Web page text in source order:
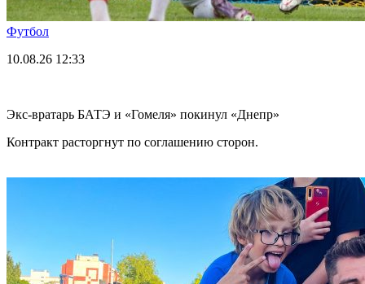
Футбол
10.08.26 12:33
Экс-вратарь БАТЭ и «Гомеля» покинул «Днепр»
Контракт расторгнут по соглашению сторон.